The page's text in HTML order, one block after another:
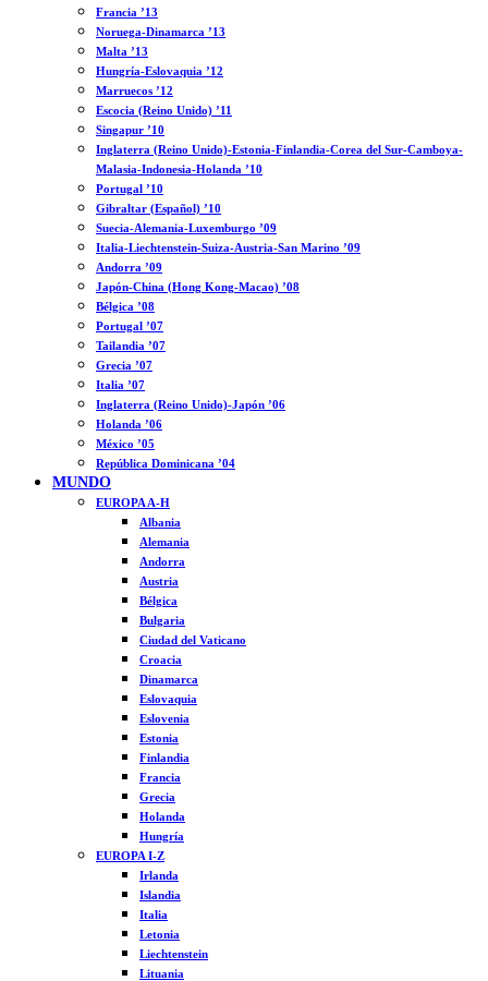
Francia ’13
Noruega-Dinamarca ’13
Malta ’13
Hungría-Eslovaquia ’12
Marruecos ’12
Escocia (Reino Unido) ’11
Singapur ’10
Inglaterra (Reino Unido)-Estonia-Finlandia-Corea del Sur-Camboya-
Malasia-Indonesia-Holanda ’10
Portugal ’10
Gibraltar (Español) ’10
Suecia-Alemania-Luxemburgo ’09
Italia-Liechtenstein-Suiza-Austria-San Marino ’09
Andorra ’09
Japón-China (Hong Kong-Macao) ’08
Bélgica ’08
Portugal ’07
Tailandia ’07
Grecia ’07
Italia ’07
Inglaterra (Reino Unido)-Japón ’06
Holanda ’06
México ’05
República Dominicana ’04
MUNDO
EUROPA A-H
Albania
Alemania
Andorra
Austria
Bélgica
Bulgaria
Ciudad del Vaticano
Croacia
Dinamarca
Eslovaquia
Eslovenia
Estonia
Finlandia
Francia
Grecia
Holanda
Hungría
EUROPA I-Z
Irlanda
Islandia
Italia
Letonia
Liechtenstein
Lituania